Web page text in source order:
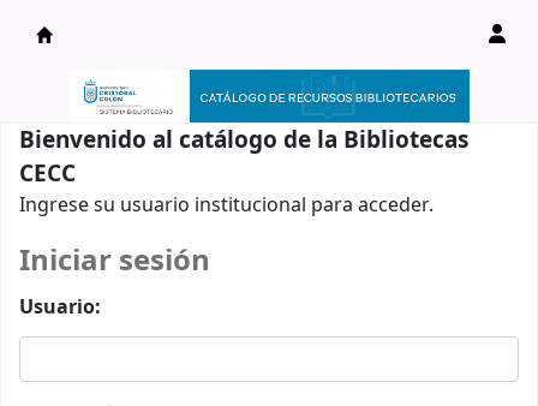
Catálogo en línea
Bienvenido al catálogo de la Bibliotecas
CECC
Ingrese su usuario institucional para acceder.
Iniciar sesión
Usuario: